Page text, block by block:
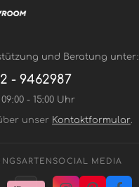
und Beratung unter:
- 9462987
- 15:00 Uhr
unser Kontaktformular.
SOCIAL MEDIA